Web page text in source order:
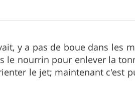
y a pas de boue dans les
le nourrin pour enlever la
le jet; maintenant c'est